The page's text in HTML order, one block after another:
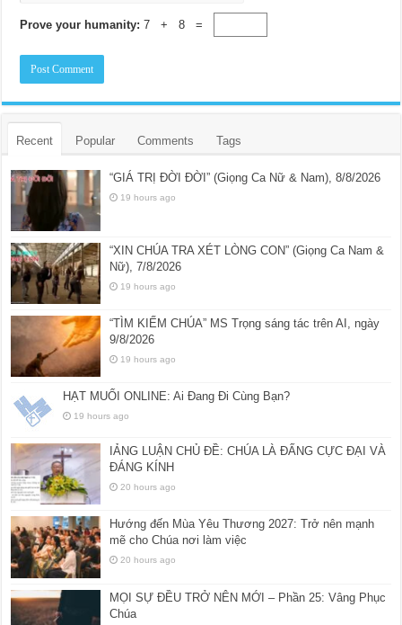
Prove your humanity:7 + 8 =
Recent Popular Comments Tags
“GIÁ TRỊ ĐỜI ĐỜI” (Giọng Ca Nữ & Nam), 8/8/2026
19 hours ago
“XIN CHÚA TRA XÉT LÒNG CON” (Giọng Ca Nam &
Nữ), 7/8/2026
19 hours ago
“TÌM KIẾM CHÚA” MS Trọng sáng tác trên AI, ngày
9/8/2026
19 hours ago
HẠT MUỐI ONLINE: Ai Đang Đi Cùng Bạn?
19 hours ago
IẢNG LUẬN CHỦ ĐỀ: CHÚA LÀ ĐẤNG CỰC ĐẠI VÀ
ĐÁNG KÍNH
20 hours ago
Hướng đến Mùa Yêu Thương 2027: Trở nên mạnh
mẽ cho Chúa nơi làm việc
20 hours ago
MỌI SỰ ĐỀU TRỞ NÊN MỚI – Phần 25: Vâng Phục
Chúa